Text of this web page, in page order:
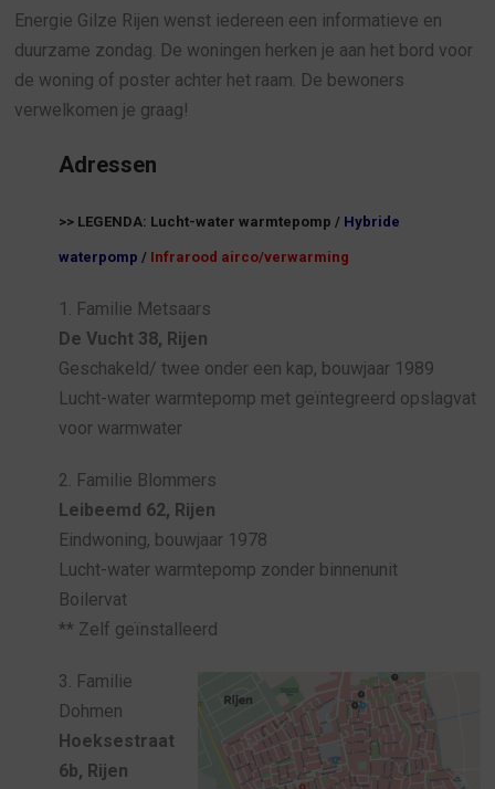
Energie Gilze Rijen wenst iedereen een informatieve en
duurzame zondag. De woningen herken je aan het bord voor
de woning of poster achter het raam. De bewoners
verwelkomen je graag!
Adressen
>> LEGENDA: Lucht-water warmtepomp / Hybride
waterpomp / Infrarood airco/verwarming
1. Familie Metsaars
De Vucht 38, Rijen
Geschakeld/ twee onder een kap, bouwjaar 1989
Lucht-water warmtepomp met geïntegreerd opslagvat
voor warmwater
2. Familie Blommers
Leibeemd 62, Rijen
Eindwoning, bouwjaar 1978
Lucht-water warmtepomp zonder binnenunit
Boilervat
** Zelf geïnstalleerd
3. Familie
Dohmen
Hoeksestraat
6b, Rijen